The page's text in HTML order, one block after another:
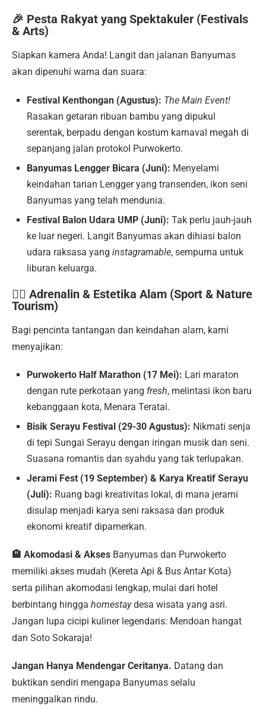
🎉 Pesta Rakyat yang Spektakuler (Festivals
& Arts)
Siapkan kamera Anda! Langit dan jalanan Banyumas
akan dipenuhi warna dan suara:
Festival Kenthongan (Agustus): The Main Event!
Rasakan getaran ribuan bambu yang dipukul
serentak, berpadu dengan kostum karnaval megah di
sepanjang jalan protokol Purwokerto.
Banyumas Lengger Bicara (Juni): Menyelami
keindahan tarian Lengger yang transenden, ikon seni
Banyumas yang telah mendunia.
Festival Balon Udara UMP (Juni): Tak perlu jauh-jauh
ke luar negeri. Langit Banyumas akan dihiasi balon
udara raksasa yang instagramable, sempurna untuk
liburan keluarga.
🏃‍♂️ Adrenalin & Estetika Alam (Sport & Nature
Tourism)
Bagi pencinta tantangan dan keindahan alam, kami
menyajikan:
Purwokerto Half Marathon (17 Mei): Lari maraton
dengan rute perkotaan yang fresh, melintasi ikon baru
kebanggaan kota, Menara Teratai.
Bisik Serayu Festival (29-30 Agustus): Nikmati senja
di tepi Sungai Serayu dengan iringan musik dan seni.
Suasana romantis dan syahdu yang tak terlupakan.
Jerami Fest (19 September) & Karya Kreatif Serayu
(Juli): Ruang bagi kreativitas lokal, di mana jerami
disulap menjadi karya seni raksasa dan produk
ekonomi kreatif dipamerkan.
🏨 Akomodasi & Akses Banyumas dan Purwokerto
memiliki akses mudah (Kereta Api & Bus Antar Kota)
serta pilihan akomodasi lengkap, mulai dari hotel
berbintang hingga homestaydesa wisata yang asri.
Jangan lupa cicipi kuliner legendaris: Mendoan hangat
dan Soto Sokaraja!
Jangan Hanya Mendengar Ceritanya. Datang dan
buktikan sendiri mengapa Banyumas selalu
meninggalkan rindu.